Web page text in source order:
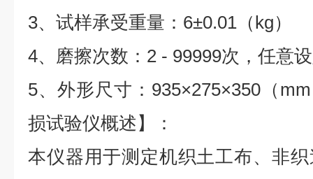
3、试样承受重量：6±0.01（kg）
4、磨擦次数：2 - 99999次，任意
5、外形尺寸：935×275×350（
损试验仪概述】：
本仪器用于测定机织土工布、非